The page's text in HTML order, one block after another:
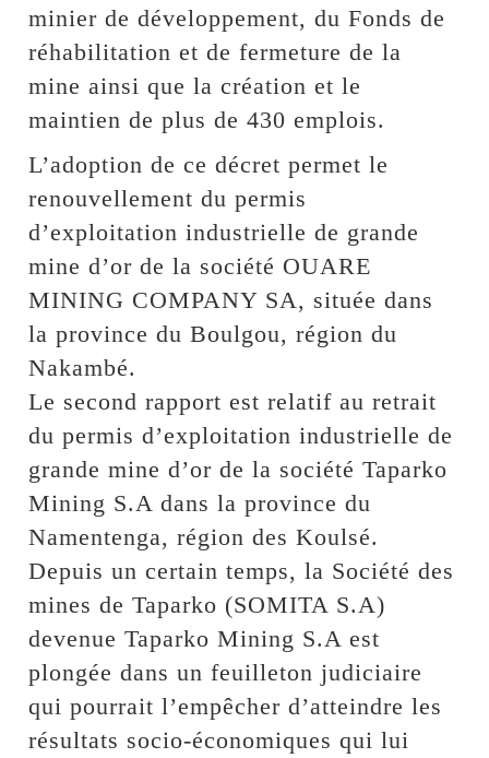
minier de développement, du Fonds de
réhabilitation et de fermeture de la
mine ainsi que la création et le
maintien de plus de 430 emplois.
L’adoption de ce décret permet le
renouvellement du permis
d’exploitation industrielle de grande
mine d’or de la société OUARE
MINING COMPANY SA, située dans
la province du Boulgou, région du
Nakambé.
Le second rapport est relatif au retrait
du permis d’exploitation industrielle de
grande mine d’or de la société Taparko
Mining S.A dans la province du
Namentenga, région des Koulsé.
Depuis un certain temps, la Société des
mines de Taparko (SOMITA S.A)
devenue Taparko Mining S.A est
plongée dans un feuilleton judiciaire
qui pourrait l’empêcher d’atteindre les
résultats socio-économiques qui lui